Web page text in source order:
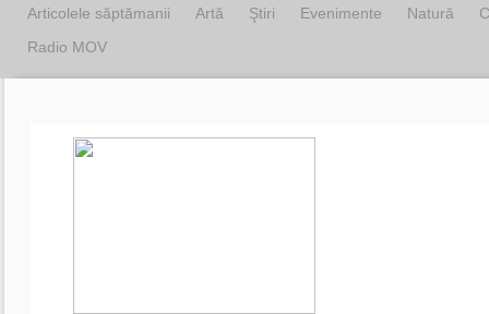
Articolele săptămanii Artă Ştiri Evenimente Natură
Radio MOV